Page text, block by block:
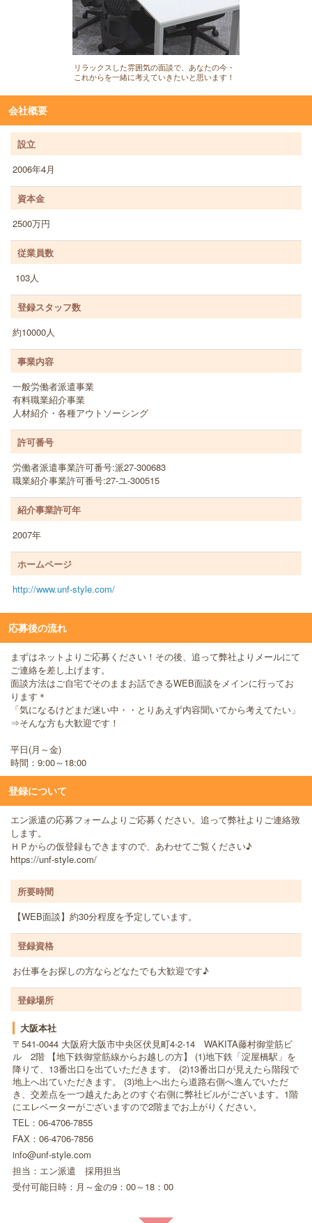
リラックスした雰囲気の面談で、あなたの今・
これからを一緒に考えていきたいと思います！
会社概要
設立
2006年4月
資本金
2500万円
従業員数
103人
登録スタッフ数
約10000人
事業内容
一般労働者派遣事業
有料職業紹介事業
人材紹介・各種アウトソーシング
許可番号
労働者派遣事業許可番号:派27-300683
職業紹介事業許可番号:27-ユ-300515
紹介事業許可年
2007年
ホームページ
http://www.unf-style.com/
応募後の流れ
まずはネットよりご応募ください！その後、追って弊社よりメールにて
ご連絡を差し上げます。
面談方法はご自宅でそのままお話できるWEB面談をメインに行ってお
ります＊
「気になるけどまだ迷い中・・とりあえず内容聞いてから考えてたい」
⇒そんな方も大歓迎です！
平日(月～金)
時間：9:00～18:00
登録について
エン派遣の応募フォームよりご応募ください。追って弊社よりご連絡致
します。
ＨＰからの仮登録もできますので、あわせてご覧ください♪
https://unf-style.com/
所要時間
【WEB面談】約30分程度を予定しています。
登録資格
お仕事をお探しの方ならどなたでも大歓迎です♪
登録場所
大阪本社
〒541-0044 大阪府大阪市中央区伏見町4-2-14 WAKITA藤村御堂筋ビ
ル 2階 【地下鉄御堂筋線からお越しの方】 (1)地下鉄「淀屋橋駅」を
降りて、13番出口を出ていただきます。 (2)13番出口が見えたら階段で
地上へ出ていただきます。 (3)地上へ出たら道路右側へ進んでいただ
き、交差点を一つ越えたあとのすぐ右側に弊社ビルがございます。1階
にエレベーターがございますので2階までお上がりください。
TEL：06-4706-7855
FAX：06-4706-7856
info@unf-style.com
担当：エン派遣 採用担当
受付可能日時：月～金の9：00～18：00